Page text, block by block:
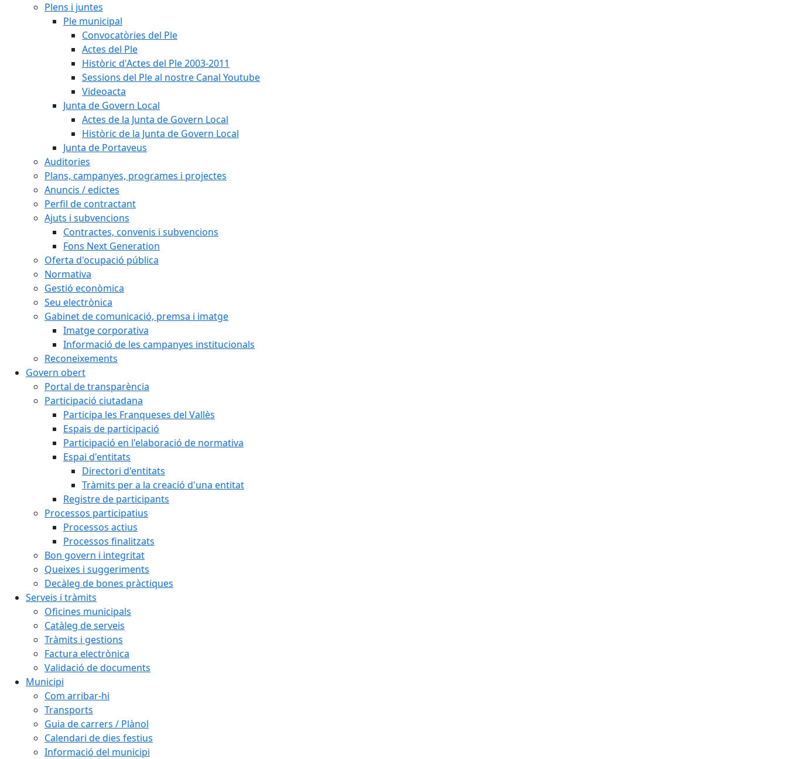
Plens i juntes
Ple municipal
Convocatòries del Ple
Actes del Ple
Històric d'Actes del Ple 2003-2011
Sessions del Ple al nostre Canal Youtube
Videoacta
Junta de Govern Local
Actes de la Junta de Govern Local
Històric de la Junta de Govern Local
Junta de Portaveus
Auditories
Plans, campanyes, programes i projectes
Anuncis / edictes
Perfil de contractant
Ajuts i subvencions
Contractes, convenis i subvencions
Fons Next Generation
Oferta d'ocupació pública
Normativa
Gestió econòmica
Seu electrònica
Gabinet de comunicació, premsa i imatge
Imatge corporativa
Informació de les campanyes institucionals
Reconeixements
Govern obert
Portal de transparència
Participació ciutadana
Participa les Franqueses del Vallès
Espais de participació
Participació en l'elaboració de normativa
Espai d'entitats
Directori d'entitats
Tràmits per a la creació d'una entitat
Registre de participants
Processos participatius
Processos actius
Processos finalitzats
Bon govern i integritat
Queixes i suggeriments
Decàleg de bones pràctiques
Serveis i tràmits
Oficines municipals
Catàleg de serveis
Tràmits i gestions
Factura electrònica
Validació de documents
Municipi
Com arribar-hi
Transports
Guia de carrers / Plànol
Calendari de dies festius
Informació del municipi